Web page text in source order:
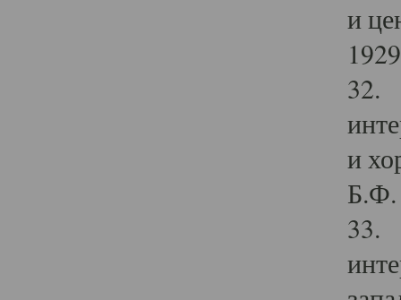
и
32.
и
Б.Ф.
33.